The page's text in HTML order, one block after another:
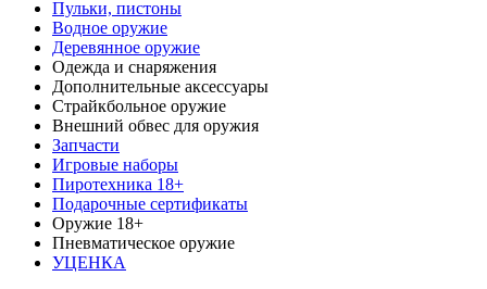
Пульки, пистоны
Водное оружие
Деревянное оружие
Одежда и снаряжения
Дополнительные аксессуары
Страйкбольное оружие
Внешний обвес для оружия
Запчасти
Игровые наборы
Пиротехника 18+
Подарочные сертификаты
Оружие 18+
Пневматическое оружие
УЦЕНКА